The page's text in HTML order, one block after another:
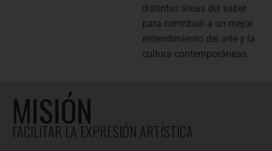
distintas áreas del saber
para contribuir a un mejor
entendimiento del arte y la
cultura contemporáneas.
MISIÓN
FACILITAR LA EXPRESIÓN ARTÍSTICA